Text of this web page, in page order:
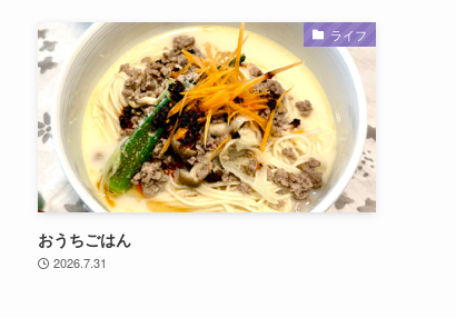
ライフ
おうちごはん
2026.7.31